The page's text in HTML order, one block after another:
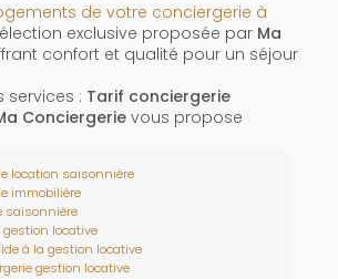
de votre conciergerie à
exclusive proposée par Ma
confort et qualité pour un séjour
services : Tarif conciergerie
Conciergerie vous propose
location saisonnière
immobilière
saisonnière
gestion locative
à la gestion locative
gestion locative